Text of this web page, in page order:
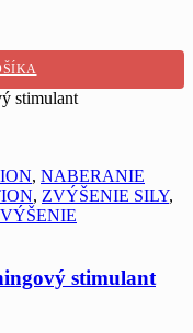
, NABERANIE
, ZVÝŠENIE SILY,
stimulant